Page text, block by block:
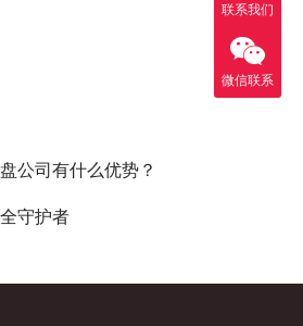
公司有什么优势？
守护者
联系我们
微信联系